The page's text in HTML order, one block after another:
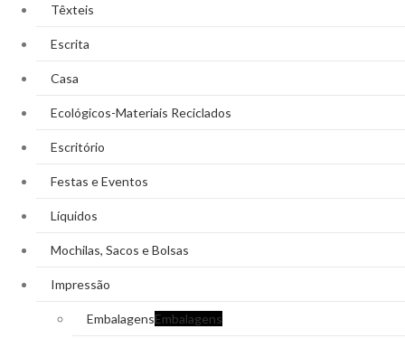
Têxteis
Escrita
Casa
Ecológicos-Materiais Reciclados
Escritório
Festas e Eventos
Líquidos
Mochilas, Sacos e Bolsas
Impressão
EmbalagensEmbalagens